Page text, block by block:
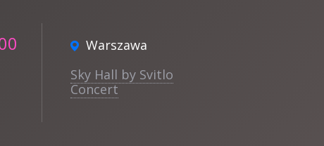
Warszawa
Sky Hall by Svitlo
Concert